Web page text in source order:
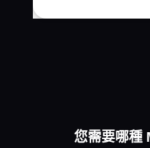
您需要哪種